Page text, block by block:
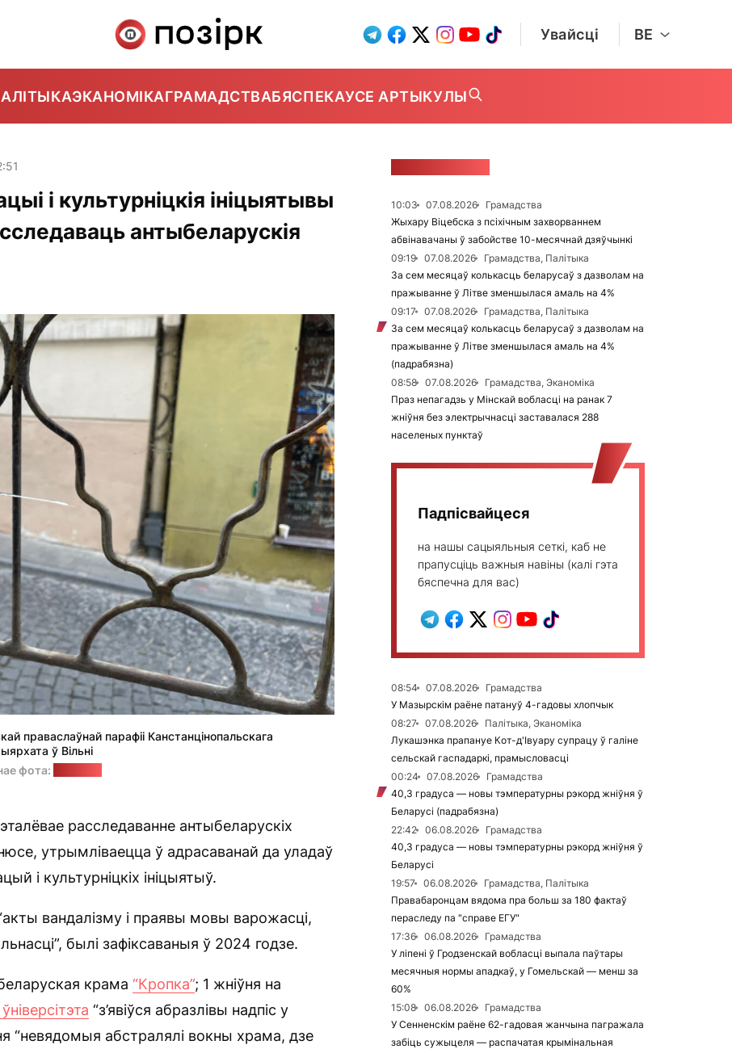
Увайсці BE
ЭКАНОМІКАГРАМАДСТВАБЯСПЕКАУСЕ АРТЫКУЛЫ
і культурніцкія ініцыятывы
антыбеларускія
праваслаўнай парафіі Канстанцінопальскага
ў Вільні
фота:
расследаванне антыбеларускіх
утрымліваецца ў адрасаванай да уладаў
і культурніцкіх ініцыятыў.
вандалізму і праявы мовы варожасці,
былі зафіксаваныя ў 2024 годзе.
крама “Кропка”; 1 жніўня на
“з’явіўся абразлівы надпіс у
“невядомыя абстралялі вокны храма, дзе
10:03 07.08.2026
Грамадства
Жыхару Віцебска з псіхічным захворваннем
абвінавачаны ў забойстве 10-месячнай дзяўчынкі
09:19
07.08.2026
Грамадства, Палітыка
За сем месяцаў колькасць беларусаў з дазволам на
пражыванне ў Літве зменшылася амаль на 4%
09:17
07.08.2026
Грамадства, Палітыка
За сем месяцаў колькасць беларусаў з дазволам на
пражыванне ў Літве зменшылася амаль на 4%
(падрабязна)
08:58
07.08.2026
Грамадства, Эканоміка
Праз непагадзь у Мінскай вобласці на ранак 7
жніўня без электрычнасці заставалася 288
населеных пунктаў
Падпісвайцеся
на нашы сацыяльныя сеткі, каб не
прапусціць важныя навіны (калі гэта
бяспечна для вас)
08:54 07.08.2026
Грамадства
У Мазырскім раёне патануў 4-гадовы хлопчык
08:27
07.08.2026
Палітыка, Эканоміка
Лукашэнка прапануе Кот-д'Івуару супрацу ў галіне
сельскай гаспадаркі, прамысловасці
00:24
07.08.2026
Грамадства
40,3 градуса — новы тэмпературны рэкорд жніўня ў
Беларусі (падрабязна)
22:42
06.08.2026
Грамадства
40,3 градуса — новы тэмпературны рэкорд жніўня ў
Беларусі
19:57
06.08.2026
Грамадства, Палітыка
Правабаронцам вядома пра больш за 180 фактаў
пераследу па "справе ЕГУ"
17:36
06.08.2026
Грамадства
У ліпені ў Гродзенскай вобласці выпала паўтары
месячныя нормы ападкаў, у Гомельскай — менш за
60%
15:08
06.08.2026
Грамадства
У Сенненскім раёне 62-гадовая жанчына пагражала
забіць сужыцеля — распачатая крымінальная